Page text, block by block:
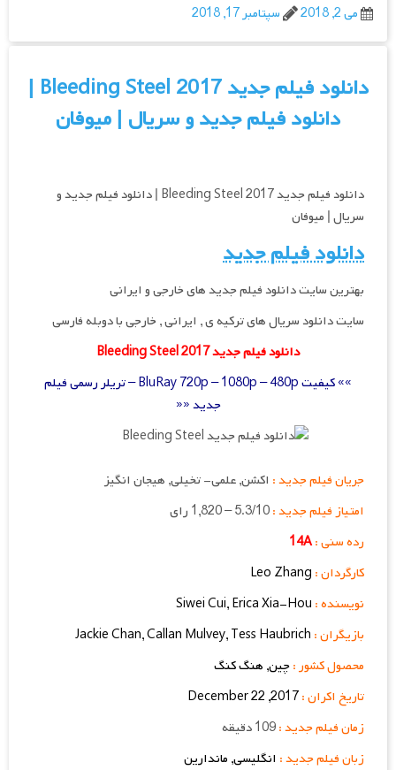
می 2, 2018
سپتامبر 17, 2018
دانلود فیلم جدید Bleeding Steel 2017 |
دانلود فیلم جدید و سریال | میوفان
دانلود فیلم جدید Bleeding Steel 2017 | دانلود فیلم جدید و
سریال | میوفان
دانلود فیلم جدید
بهترین سایت دانلود فیلم جدید های خارجی و ایرانی
سایت دانلود سریال های ترکیه ی , ایرانی , خارجی با دوبله فارسی
دانلود فیلم جدید Bleeding Steel 2017
»» کیفیت BluRay 720p – 1080p – 480p – تریلر رسمی فیلم
جدید ««
جریان فیلم جدید : اکشن, علمی- تخیلی, هیجان انگیز
امتیاز فیلم جدید :
رده سنی :14A
کارگردان : Leo Zhang
نویسنده :
Siwei Cui,Erica Xia-Hou
بازیگران :
Jackie Chan,Callan Mulvey,Tess Haubrich
محصول کشور :چین, هنگ کنگ
تاریخ اکران :2017, 22 December
زمان فیلم جدید :
زبان فیلم جدید : انگلیسی, ماندارین